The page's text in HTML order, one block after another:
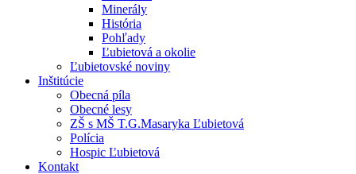
Minerály
História
Pohľady
Ľubietová a okolie
Ľubietovské noviny
Inštitúcie
Obecná píla
Obecné lesy
ZŠ s MŠ T.G.Masaryka Ľubietová
Polícia
Hospic Ľubietová
Kontakt